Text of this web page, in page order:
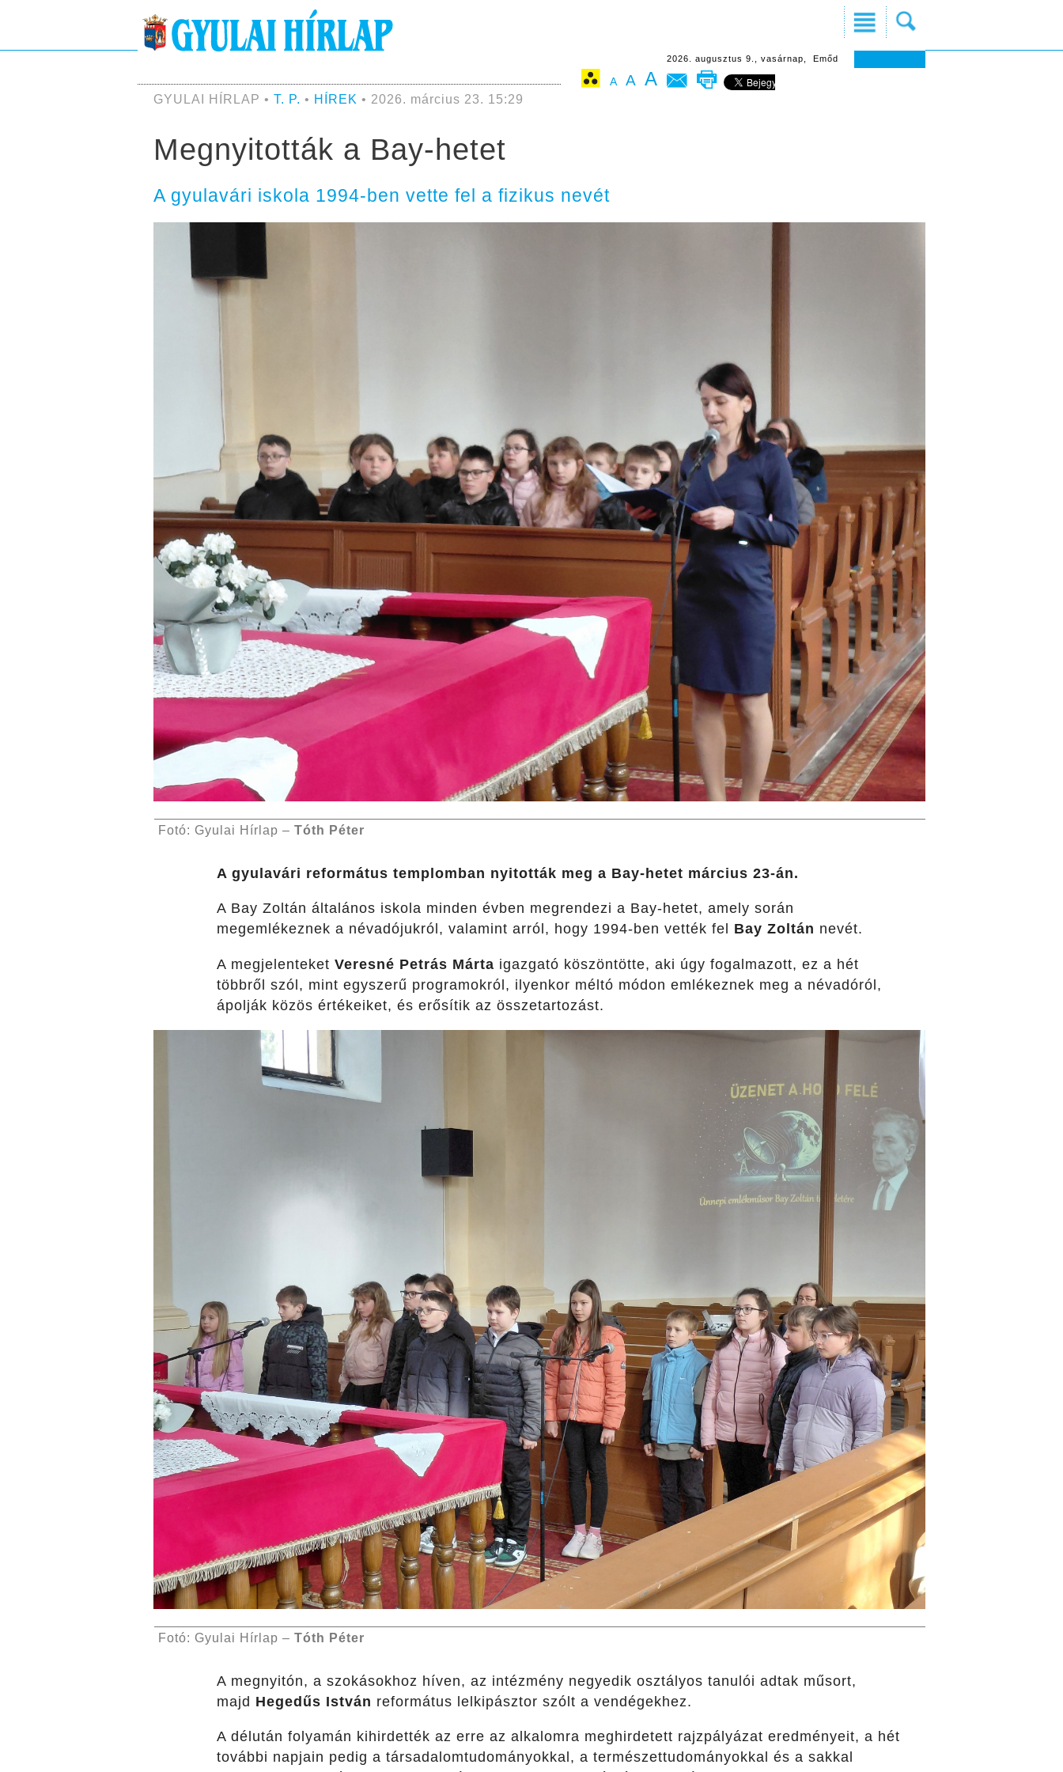
2026. augusztus 9., vasárnap, Emőd
A A A
GYULAI HÍRLAP • T. P. • HÍREK • 2026. március 23. 15:29
Megnyitották a Bay-hetet
A gyulavári iskola 1994-ben vette fel a fizikus nevét
Fotó: Gyulai Hírlap – Tóth Péter
A gyulavári református templomban nyitották meg a Bay-hetet március 23-án.
A Bay Zoltán általános iskola minden évben megrendezi a Bay-hetet, amely során
megemlékeznek a névadójukról, valamint arról, hogy 1994-ben vették fel Bay Zoltán nevét.
A megjelenteket Veresné Petrás Márta igazgató köszöntötte, aki úgy fogalmazott, ez a hét
többről szól, mint egyszerű programokról, ilyenkor méltó módon emlékeznek meg a névadóról,
ápolják közös értékeiket, és erősítik az összetartozást.
Fotó: Gyulai Hírlap – Tóth Péter
A megnyitón, a szokásokhoz híven, az intézmény negyedik osztályos tanulói adtak műsort,
majd Hegedűs István református lelkipásztor szólt a vendégekhez.
A délután folyamán kihirdették az erre az alkalomra meghirdetett rajzpályázat eredményeit, a hét
további napjain pedig a társadalomtudományokkal, a természettudományokkal és a sakkal